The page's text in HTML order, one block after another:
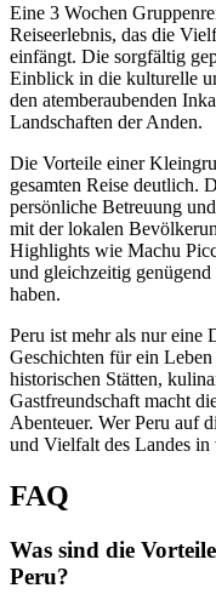
Eine 3 Wochen
Reiseerlebnis, das die
einfängt. Die sorgfältig
Einblick in die kulturelle
den atemberaubenden
Landschaften der Anden.
Die Vorteile einer
gesamten Reise deutlich.
persönliche Betreuung
mit der lokalen
Highlights wie Machu
und gleichzeitig
haben.
Peru ist mehr als nur eine
Geschichten für ein
historischen Stätten,
Gastfreundschaft macht
Abenteuer. Wer Peru auf
und Vielfalt des Landes
FAQ
Was sind die
Peru?